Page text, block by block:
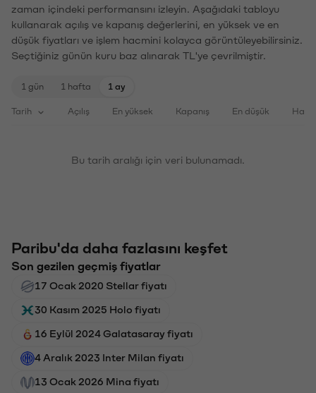
zaman içindeki performansını izleyin. Aşağıdaki tabloyu
kullanarak açılış ve kapanış değerlerini, en yüksek ve en
düşük fiyatları ve işlem hacmini kolayca görüntüleyebilirsiniz.
Seçtiğiniz günün kuru baz alınarak TL'ye çevrilmiştir.
1 gün 1 hafta 1 ay
Tarih Açılış En yüksek Kapanış En düşük
Bu tarih aralığı için veri bulunamadı.
Paribu'da daha fazlasını keşfet
Son gezilen geçmiş fiyatlar
17 Ocak 2020 Stellar fiyatı
30 Kasım 2025 Holo fiyatı
16 Eylül 2024 Galatasaray fiyatı
4 Aralık 2023 Inter Milan fiyatı
13 Ocak 2026 Mina fiyatı